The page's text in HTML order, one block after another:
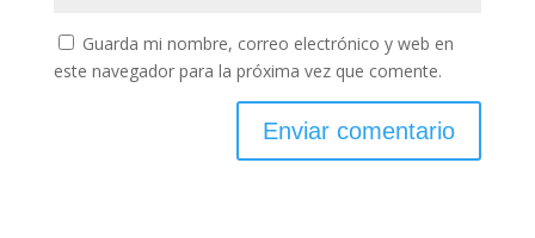
Guarda mi nombre, correo electrónico y web en
este navegador para la próxima vez que comente.